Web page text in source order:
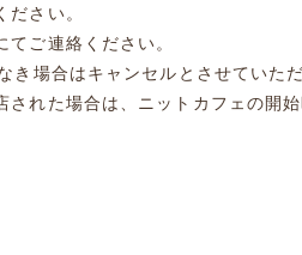
さい。
ご連絡ください。
き場合はキャンセルとさせていただ
された場合は、ニットカフェの開